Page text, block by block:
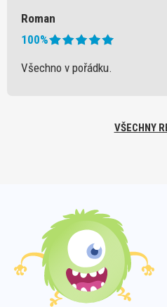
Roman
100%
Všechno v pořádku.
VŠECHNY